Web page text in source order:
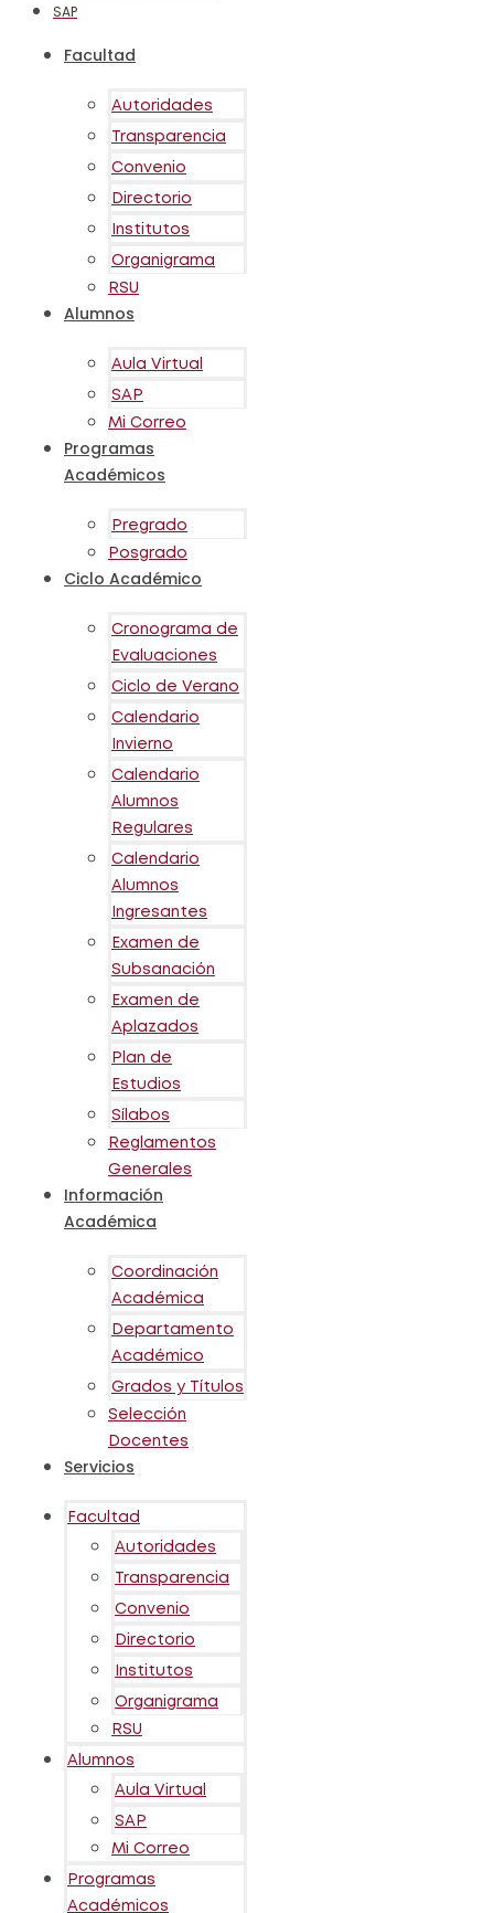
SAP
Facultad
Autoridades
Transparencia
Convenio
Directorio
Institutos
Organigrama
RSU
Alumnos
Aula Virtual
SAP
Mi Correo
Programas
Académicos
Pregrado
Posgrado
Ciclo Académico
Cronograma de
Evaluaciones
Ciclo de Verano
Calendario
Invierno
Calendario
Alumnos
Regulares
Calendario
Alumnos
Ingresantes
Examen de
Subsanación
Examen de
Aplazados
Plan de
Estudios
Sílabos
Reglamentos
Generales
Información
Académica
Coordinación
Académica
Departamento
Académico
Grados y Títulos
Selección
Docentes
Servicios
Facultad
Autoridades
Transparencia
Convenio
Directorio
Institutos
Organigrama
RSU
Alumnos
Aula Virtual
SAP
Mi Correo
Programas
Académicos